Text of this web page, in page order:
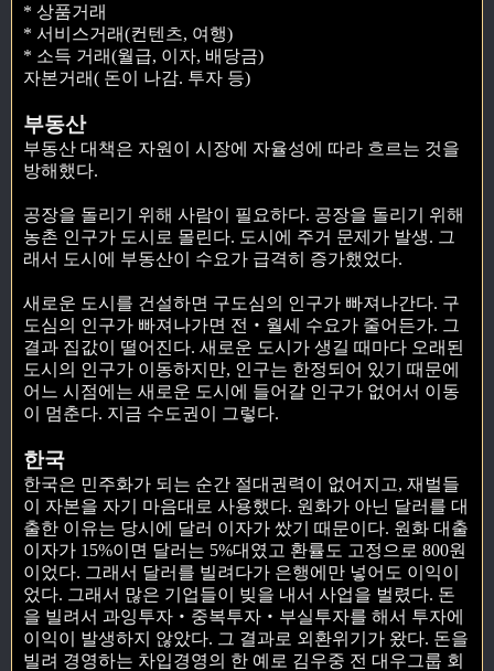
* 상품거래
* 서비스거래(컨텐츠, 여행)
* 소득 거래(월급, 이자, 배당금)
자본거래( 돈이 나감. 투자 등)
부동산
부동산 대책은 자원이 시장에 자율성에 따라 흐르는 것을
방해했다.
공장을 돌리기 위해 사람이 필요하다. 공장을 돌리기 위해
농촌 인구가 도시로 몰린다. 도시에 주거 문제가 발생. 그
래서 도시에 부동산이 수요가 급격히 증가했었다.
새로운 도시를 건설하면 구도심의 인구가 빠져나간다. 구
도심의 인구가 빠져나가면 전‧월세 수요가 줄어든가. 그
결과 집값이 떨어진다. 새로운 도시가 생길 때마다 오래된
도시의 인구가 이동하지만, 인구는 한정되어 있기 때문에
어느 시점에는 새로운 도시에 들어갈 인구가 없어서 이동
이 멈춘다. 지금 수도권이 그렇다.
한국
한국은 민주화가 되는 순간 절대권력이 없어지고, 재벌들
이 자본을 자기 마음대로 사용했다. 원화가 아닌 달러를 대
출한 이유는 당시에 달러 이자가 쌌기 때문이다. 원화 대출
이자가 15%이면 달러는 5%대였고 환률도 고정으로 800원
이었다. 그래서 달러를 빌려다가 은행에만 넣어도 이익이
었다. 그래서 많은 기업들이 빚을 내서 사업을 벌렸다. 돈
을 빌려서 과잉투자‧중복투자‧부실투자를 해서 투자에
이익이 발생하지 않았다. 그 결과로 외환위기가 왔다. 돈을
빌려 경영하는 차입경영의 한 예로 김우중 전 대우그룹 회